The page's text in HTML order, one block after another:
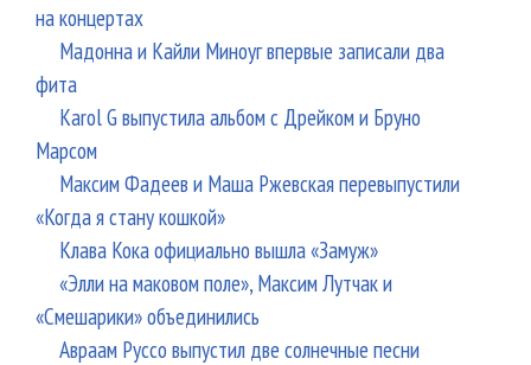
на концертах
Мадонна и Кайли Миноуг впервые записали два
фита
Karol G выпустила альбом с Дрейком и Бруно
Марсом
Максим Фадеев и Маша Ржевская перевыпустили
«Когда я стану кошкой»
Клава Кока официально вышла «Замуж»
«Элли на маковом поле», Максим Лутчак и
«Смешарики» объединились
Авраам Руссо выпустил две солнечные песни